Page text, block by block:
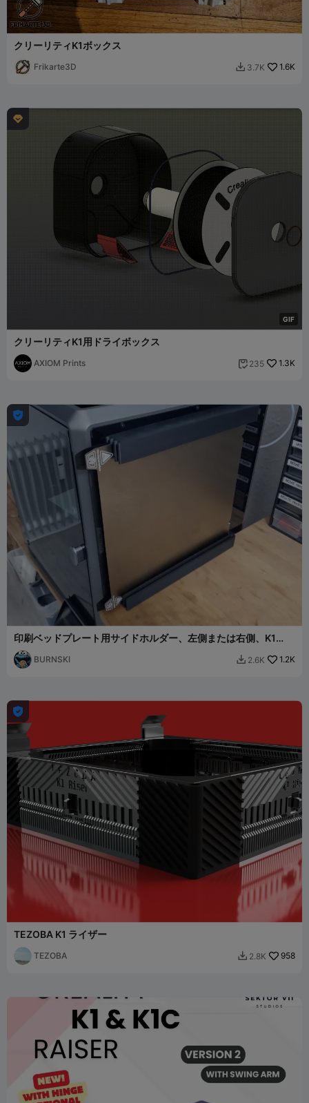
クリーリティK1ボックス
Frikarte3D  3.7K 1.6K
GIF

クリーリティK1用ドライボックス
AXIOM Prints  235 1.3K

印刷ベッドプレート用サイドホルダー、左側または右側、K1
Max
BURNSKI  2.6K 1.2K

TEZOBA K1 ライザー
TEZOBA  2.8K 958